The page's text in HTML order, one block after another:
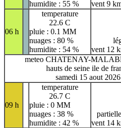
humidite : 55 %
vent 9
06 h
temperature
22.6 C
pluie : 0.1 MM
nuages : 80 %
humidite : 54 %
vent 12
meteo CHATENAY-
hauts de seine ile de
samedi 15 aout 2026
09 h
temperature
26.7 C
pluie : 0 MM
nuages : 38 %
humidite : 42 %
vent 14